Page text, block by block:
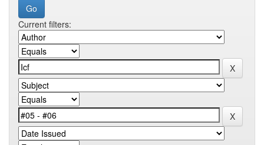
Current filters: